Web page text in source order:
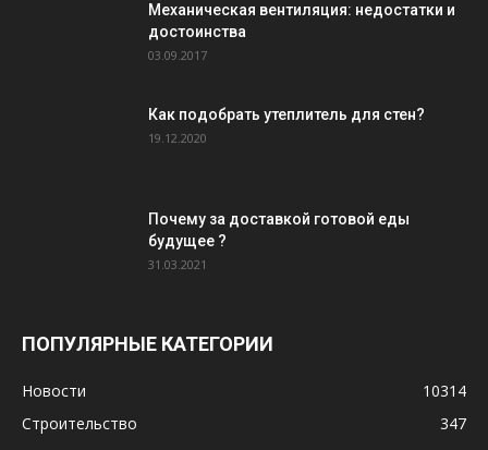
Механическая вентиляция: недостатки и
достоинства
03.09.2017
Как подобрать утеплитель для стен?
19.12.2020
Почему за доставкой готовой еды
будущее ?
31.03.2021
ПОПУЛЯРНЫЕ КАТЕГОРИИ
Новости
10314
Строительство
347